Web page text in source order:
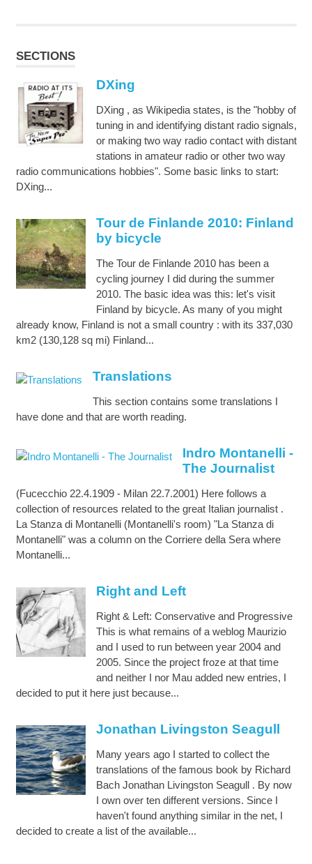
SECTIONS
DXing
DXing , as Wikipedia states, is the "hobby of
tuning in and identifying distant radio signals,
or making two way radio contact with distant
stations in amateur radio or other two way
radio communications hobbies". Some basic links to start:
DXing...
Tour de Finlande 2010: Finland
by bicycle
The Tour de Finlande 2010 has been a
cycling journey I did during the summer
2010. The basic idea was this: let's visit
Finland by bicycle. As many of you might
already know, Finland is not a small country : with its 337,030
km2 (130,128 sq mi) Finland...
Translations
This section contains some translations I
have done and that are worth reading.
Indro Montanelli -
The Journalist
(Fucecchio 22.4.1909 - Milan 22.7.2001) Here follows a
collection of resources related to the great Italian journalist .
La Stanza di Montanelli (Montanelli's room) "La Stanza di
Montanelli" was a column on the Corriere della Sera where
Montanelli...
Right and Left
Right & Left: Conservative and Progressive
This is what remains of a weblog Maurizio
and I used to run between year 2004 and
2005. Since the project froze at that time
and neither I nor Mau added new entries, I
decided to put it here just because...
Jonathan Livingston Seagull
Many years ago I started to collect the
translations of the famous book by Richard
Bach Jonathan Livingston Seagull . By now
I own over ten different versions. Since I
haven't found anything similar in the net, I
decided to create a list of the available...